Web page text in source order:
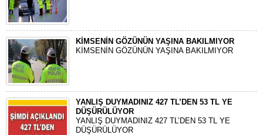
KİMSENİN GÖZÜNÜN YAŞINA BAKILMIYOR
KİMSENİN GÖZÜNÜN YAŞINA BAKILMIYOR
YANLIŞ DUYMADINIZ 427 TL’DEN 53 TL YE
DÜŞÜRÜLÜYOR
YANLIŞ DUYMADINIZ 427 TL’DEN 53 TL YE
DÜŞÜRÜLÜYOR